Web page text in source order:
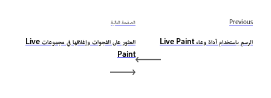
Previous
الرسم باستخدام أداة وعاء Live Paint
الصفحة التالية
العثور على الفجوات وإغلاقها في مجموعات Live
Paint